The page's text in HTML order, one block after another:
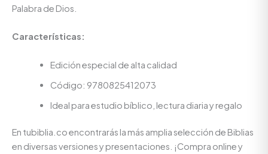
Palabra de Dios.
Características:
Edición especial de alta calidad
Código: 9780825412073
Ideal para estudio bíblico, lectura diaria y regalo
En tubiblia.co encontrarás la más amplia selección de Biblias
en diversas versiones y presentaciones. ¡Compra online y